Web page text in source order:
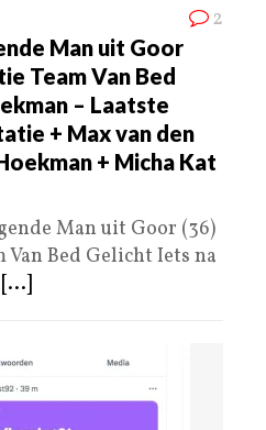
2
Man uit Goor
Team Van Bed
– Laatste
+ Max van den
+ Micha Kat
Man uit Goor (36)
Bed Gelicht Iets na
[...]